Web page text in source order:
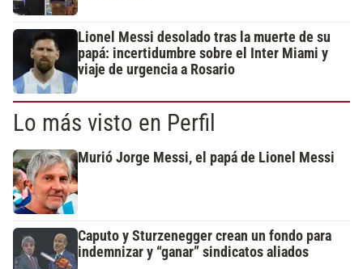
Lionel Messi desolado tras la muerte de su
papá: incertidumbre sobre el Inter Miami y
viaje de urgencia a Rosario
Lo más visto en Perfil
Murió Jorge Messi, el papá de Lionel Messi
Caputo y Sturzenegger crean un fondo para
indemnizar y “ganar” sindicatos aliados